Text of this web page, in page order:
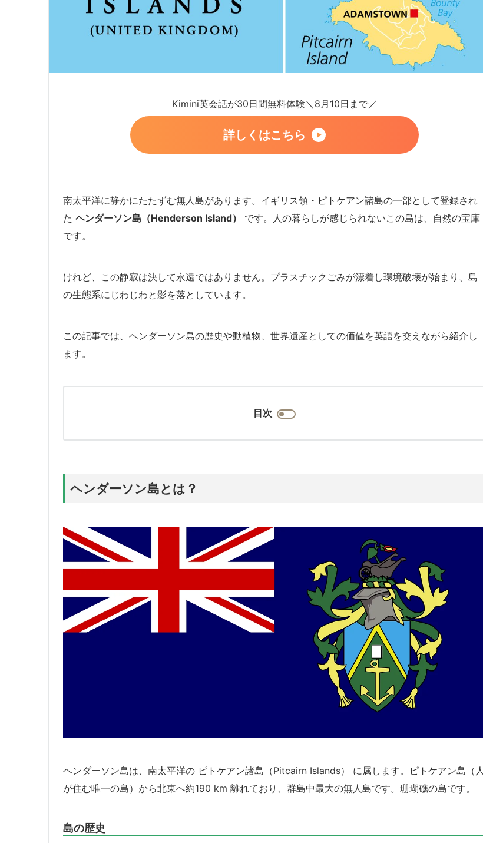
Kimini英会話が30日間無料体験＼8月10日まで／
詳しくはこちら
南太平洋に静かにたたずむ無人島があります。イギリス領・ピトケアン諸島の一部として登録され
た ヘンダーソン島（Henderson Island）
です。人の暮らしが感じられないこの島は、自然の宝庫
です。
けれど、この静寂は決して永遠ではありません。プラスチックごみが漂着し環境破壊が始まり、島
の生態系にじわじわと影を落としています。
この記事では、ヘンダーソン島の歴史や動植物、世界遺産としての価値を英語を交えながら紹介し
ます。
目次
ヘンダーソン島とは？
ヘンダーソン島は、南太平洋の ピトケアン諸島（Pitcairn Islands） に属します。ピトケアン島（人
が住む唯一の島）から北東へ約190 km 離れており、群島中最大の無人島です。珊瑚礁の島です。
島の歴史